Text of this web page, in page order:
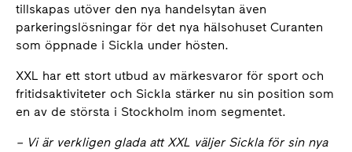
tillskapas utöver den nya handelsytan även
parkeringslösningar för det nya hälsohuset Curanten
som öppnade i Sickla under hösten.
XXL har ett stort utbud av märkesvaror för sport och
fritidsaktiviteter och Sickla stärker nu sin position som
en av de största i Stockholm inom segmentet.
– Vi är verkligen glada att XXL väljer Sickla för sin nya